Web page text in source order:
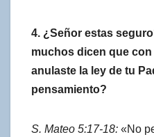
4. ¿Señor estas
muchos dicen que
anulaste la ley de tu
pensamiento?
S. Mateo 5:17-18: «No